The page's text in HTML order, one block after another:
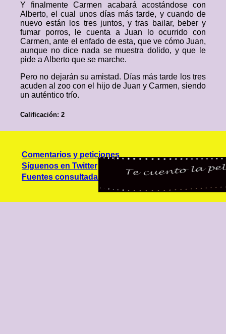
Y finalmente Carmen acabará acostándose con
Alberto, el cual unos días más tarde, y cuando de
nuevo están los tres juntos, y tras bailar, beber y
fumar porros, le cuenta a Juan lo ocurrido con
Carmen, ante el enfado de esta, que ve cómo Juan,
aunque no dice nada se muestra dolido, y que le
pide a Alberto que se marche.
Pero no dejarán su amistad. Días más tarde los tres
acuden al zoo con el hijo de Juan y Carmen, siendo
un auténtico trío.
Calificación: 2
Comentarios y peticiones
Síguenos en Twitter
Fuentes consultadas